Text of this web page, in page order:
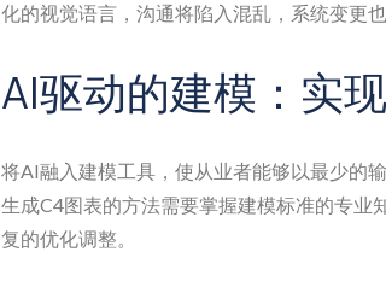
化的视觉语言，沟通将陷入混乱，系统变更也
AI驱动的建模：实
将AI融入建模工具，使从业者能够以最少的
生成C4图表的方法需要掌握建模标准的专业
复的优化调整。